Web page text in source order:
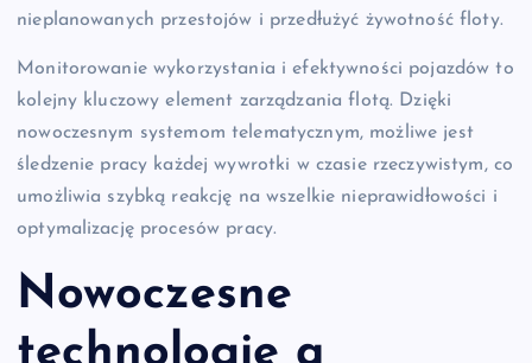
nieplanowanych przestojów i przedłużyć żywotność floty.
Monitorowanie wykorzystania i efektywności pojazdów to
kolejny kluczowy element zarządzania flotą. Dzięki
nowoczesnym systemom telematycznym, możliwe jest
śledzenie pracy każdej wywrotki w czasie rzeczywistym, co
umożliwia szybką reakcję na wszelkie nieprawidłowości i
optymalizację procesów pracy.
Nowoczesne
technologie a